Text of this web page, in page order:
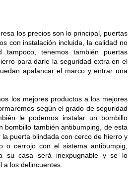
precios son lo principal, puertas
con instalación incluida, la calidad no
tenemos también puertas
para darle la seguridad extra en el
apalancar el marco y entrar una
mejores productos a los mejores
según el grado de seguridad
le podemos instalar un bombillo
bombillo también antibumping, de esta
puerta blindada con cerco de hierro y
o cerrojo con el sistema antibumpig,
su casa será inexpugnable y se lo
a los delincuentes.